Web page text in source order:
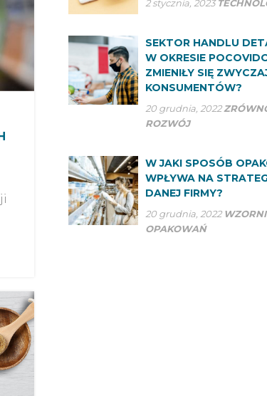
2 stycznia, 2023
SEKTOR HANDLU
W OKRESIE
ZMIENIŁY SIĘ
KONSUMENTÓW?
20 grudnia, 2022
ROZWÓJ
W JAKI SPOSÓB
WPŁYWA NA
DANEJ FIRMY?
20 grudnia, 2022
OPAKOWAŃ